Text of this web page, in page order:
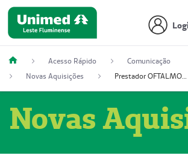
Acesso Rápido
Comunicação
Novas Aquisições
Prestador OFTALMOCLÍNICA SÃO GONÇALO (55004164-2)
Novas